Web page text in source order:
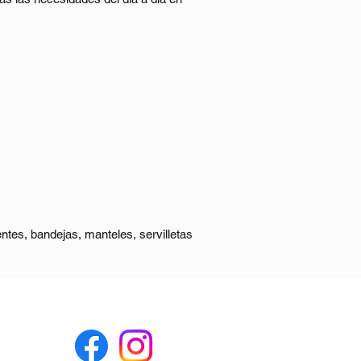
y una imagen atractiva en
bandejas, manteles, servilletas